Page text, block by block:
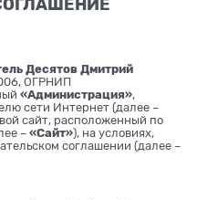
Десятов Дмитрий
ОГРНИП
«Администрация»,
сети Интернет (далее –
сайт, расположенный по
– «Сайт»), на условиях,
соглашении (далее –